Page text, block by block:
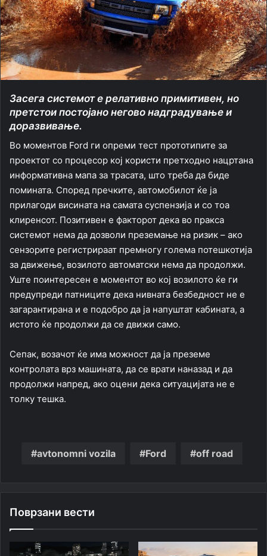
Засега системот е релативно примитивен, но
претстои постојано негово надградување и
доразвивање.
Во моментов Ford ги опреми тест прототипите за
проектот со процесор кој користи претходно нацртана
информативна мапа за трасата, што треба да биде
помината. Според пречките, автомобилот ќе ја
прилагоди висината на самата суспензија и со тоа
клиренсот. Позитивен е факторот дека во пракса
системот нема да дозволи преземање на ризик – ако
сензорите регистрираат премногу голема потешкотија
за движење, возилото автоматски нема да продолжи.
Уште поинтересен е моментот во кој возилото ќе ги
предупреди патниците дека нивната безбедност не е
загарантирана и е подобро да ја напуштат кабината, а
истото ќе продолжи да се движи само.
Сепак, возачот ќе има можност да ја преземе
контролата врз машината, да се врати наназад и да
продолжи напред, ако оцени дека ситуацијата не е
толку тешка.
avtonomni vozila Ford off road
Поврзани вести